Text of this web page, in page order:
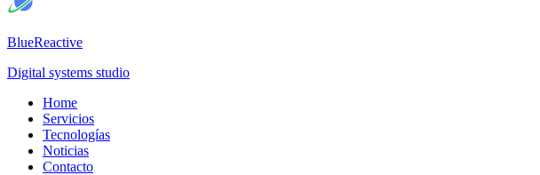
BlueReactive
Digital systems studio
Home
Servicios
Tecnologías
Noticias
Contacto